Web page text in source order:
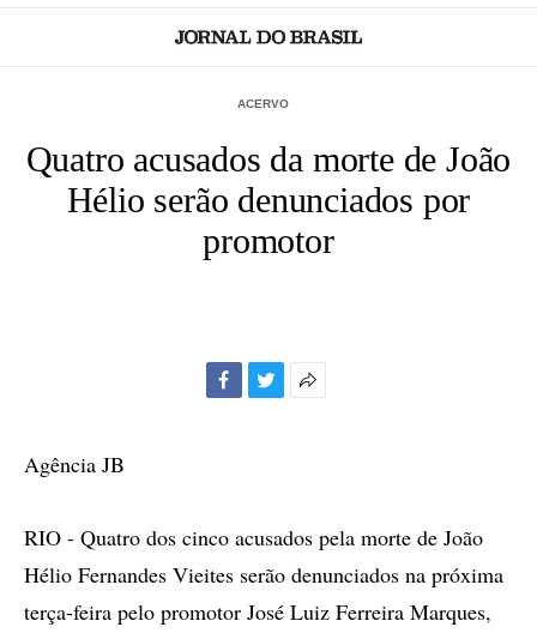
ACERVO
Quatro acusados da morte de João
Hélio serão denunciados por
promotor
Agência JB
RIO - Quatro dos cinco acusados pela morte de João
Hélio Fernandes Vieites serão denunciados na próxima
terça-feira pelo promotor José Luiz Ferreira Marques,